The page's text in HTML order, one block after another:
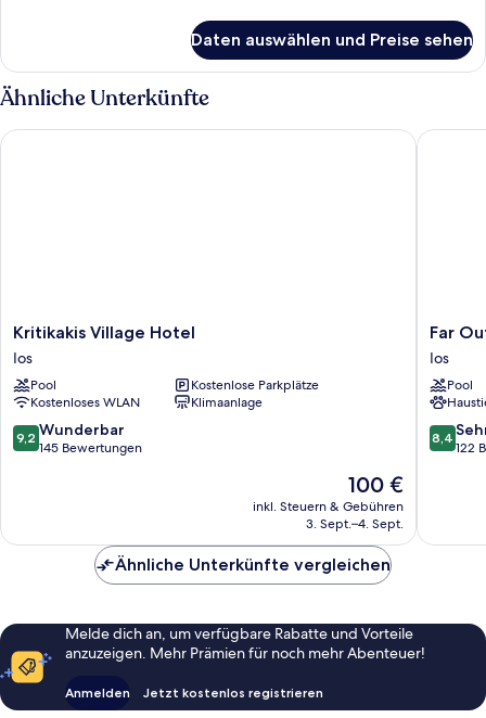
Studio
Daten auswählen und Preise sehen
Ähnliche Unterkünfte
Kritikakis
Village
Hotel
Ios
Kritikakis Village Hotel
Ios
Pool
Kostenlose Parkplätze
Kostenloses WLAN
Klimaanlage
9.2
von
9,2 Wunderbar
145 Bewertungen
Der
Preis
beträgt
100 €
inkl. Steuern & Gebühren
3. Sept.–4. Sept.
Kritikakis Village Hotel
Far
Out
Village
Ios
Far
Ios
Pool
8.4
von
8,4
122
Far Out
Ähnliche Unterkünfte vergleichen
Melde dich an, um verfügbare Rabatte und Vorteile
anzuzeigen. Mehr Prämien für noch mehr Abenteuer!
Anmelden Jetzt kostenlos registrieren